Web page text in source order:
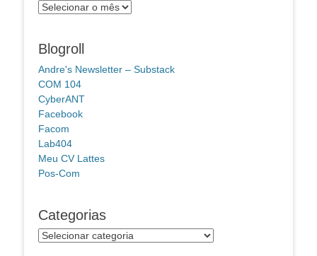
Arquivos
Blogroll
Andre's Newsletter – Substack
COM 104
CyberANT
Facebook
Facom
Lab404
Meu CV Lattes
Pos-Com
Categorias
Categorias